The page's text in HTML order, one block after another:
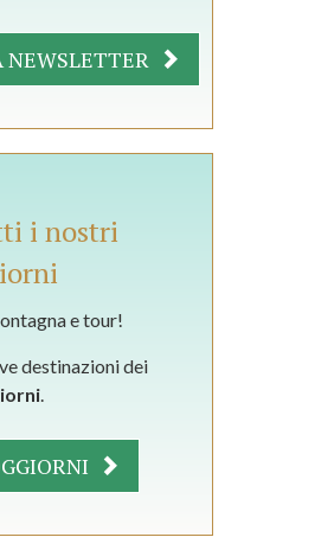
i nostri
e tour!
destinazioni dei